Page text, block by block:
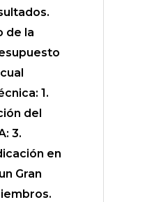
de la
1.
del
3.
en
Gran